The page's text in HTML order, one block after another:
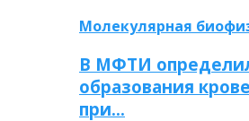
Молекулярная
В МФТИ
образования
при…